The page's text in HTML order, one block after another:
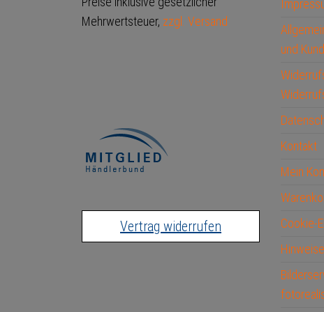
Mehrwertsteuer, zzgl. Versand
Vertrag widerrufen
und
Kontakt
Mein
Cookie-